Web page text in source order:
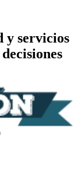
y servicios